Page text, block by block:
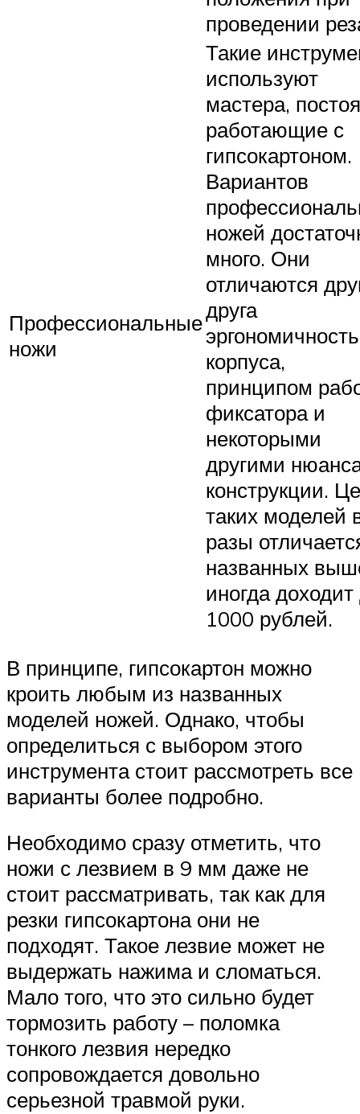
проведении
Профессиональные
ножи
Такие
используют
мастера,
работающие с
гипсокартоном.
Вариантов
ножей
много. Они
отличаются
друга
корпуса,
принципом
фиксатора и
некоторыми
другими
конструкции.
таких моделей
разы
названных
иногда
1000 рублей.
В принципе, гипсокартон можно
кроить любым из названных
моделей ножей. Однако, чтобы
определиться с выбором этого
инструмента стоит рассмотреть все
варианты более подробно.
Необходимо сразу отметить, что
ножи с лезвием в 9 мм даже не
стоит рассматривать, так как для
резки гипсокартона они не
подходят. Такое лезвие может не
выдержать нажима и сломаться.
Мало того, что это сильно будет
тормозить работу – поломка
тонкого лезвия нередко
сопровождается довольно
серьезной травмой руки.